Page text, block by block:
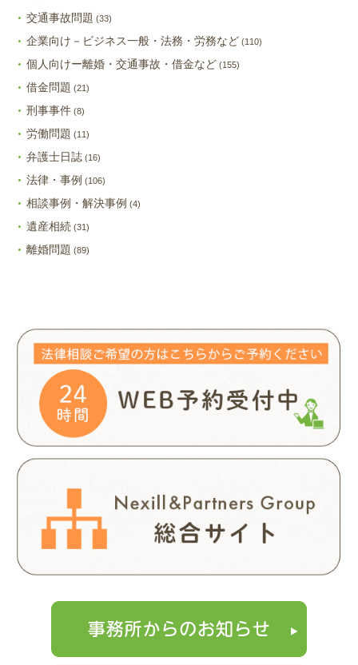
交通事故問題 (33)
企業向け－ビジネス一般・法務・労務など(110)
個人向けー離婚・交通事故・借金など(155)
借金問題 (21)
刑事事件(8)
労働問題 (11)
弁護士日誌(16)
法律・事例 (106)
相談事例・解決事例 (4)
遺産相続(31)
離婚問題 (89)